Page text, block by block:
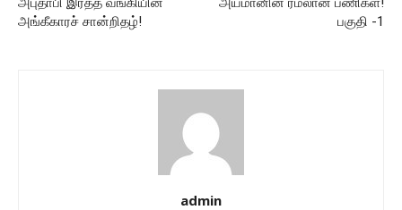
அங்கீகாரச் சான்றிதழ்!
பகுதி -1
admin